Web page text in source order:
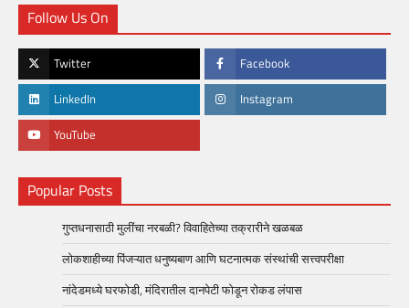
Follow Us On
Twitter Facebook
LinkedIn Instagram
YouTube
Popular Posts
गुप्तधनासाठी मुलींचा नरबळी? विवाहितेच्या तक्रारीने खळबळ
लोकशाहीच्या पिंजऱ्यात धनुष्यबाण आणि घटनात्मक संस्थांची सत्त्वपरीक्षा
नांदेडमध्ये घरफोडी, मंदिरातील दानपेटी फोडून रोकड लंपास